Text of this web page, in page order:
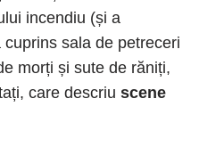
incendiu (și a
sala de petreceri
morți și sute de răniți,
care descriu scene